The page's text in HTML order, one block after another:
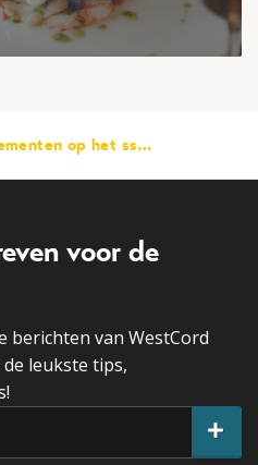
op het ss…
voor de
berichten van WestCord
leukste tips,